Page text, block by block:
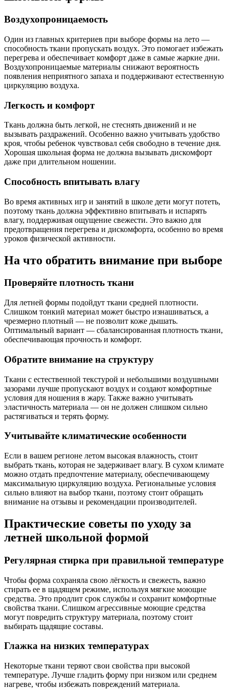
Воздухопроницаемость
Один из главных критериев при выборе формы на лето —
способность ткани пропускать воздух. Это помогает избежать
перегрева и обеспечивает комфорт даже в самые жаркие дни.
Воздухопроницаемые материалы снижают вероятность
появления неприятного запаха и поддерживают естественную
циркуляцию воздуха.
Легкость и комфорт
Ткань должна быть легкой, не стеснять движений и не
вызывать раздражений. Особенно важно учитывать удобство
кроя, чтобы ребенок чувствовал себя свободно в течение дня.
Хорошая школьная форма не должна вызывать дискомфорт
даже при длительном ношении.
Способность впитывать влагу
Во время активных игр и занятий в школе дети могут потеть,
поэтому ткань должна эффективно впитывать и испарять
влагу, поддерживая ощущение свежести. Это важно для
предотвращения перегрева и дискомфорта, особенно во время
уроков физической активности.
На что обратить внимание при выборе
Проверяйте плотность ткани
Для летней формы подойдут ткани средней плотности.
Слишком тонкий материал может быстро изнашиваться, а
чрезмерно плотный — не позволит коже дышать.
Оптимальный вариант — сбалансированная плотность ткани,
обеспечивающая прочность и комфорт.
Обратите внимание на структуру
Ткани с естественной текстурой и небольшими воздушными
зазорами лучше пропускают воздух и создают комфортные
условия для ношения в жару. Также важно учитывать
эластичность материала — он не должен слишком сильно
растягиваться и терять форму.
Учитывайте климатические особенности
Если в вашем регионе летом высокая влажность, стоит
выбрать ткань, которая не задерживает влагу. В сухом климате
можно отдать предпочтение материалу, обеспечивающему
максимальную циркуляцию воздуха. Региональные условия
сильно влияют на выбор ткани, поэтому стоит обращать
внимание на отзывы и рекомендации производителей.
Практические советы по уходу за
летней школьной формой
Регулярная стирка при правильной температуре
Чтобы форма сохраняла свою лёгкость и свежесть, важно
стирать ее в щадящем режиме, используя мягкие моющие
средства. Это продлит срок службы и сохранит комфортные
свойства ткани. Слишком агрессивные моющие средства
могут повредить структуру материала, поэтому стоит
выбирать щадящие составы.
Глажка на низких температурах
Некоторые ткани теряют свои свойства при высокой
температуре. Лучше гладить форму при низком или среднем
нагреве, чтобы избежать повреждений материала.